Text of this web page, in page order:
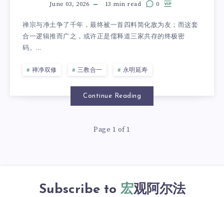
June 03, 2026 13 min read 0
禅宗与净土争了千年，最终被一首四料简化敌为友；而这套
合一逻辑推而广之，或许正是儒释道三家共存的终极密
码。...
禅净双修 三教合一 永明延寿
Continue Reading
Page 1 of 1
Subscribe to 宏观阿尔法